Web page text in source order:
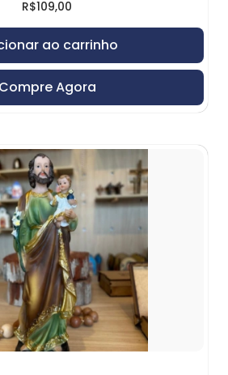
R$109,00
ao carrinho
Compre Agora